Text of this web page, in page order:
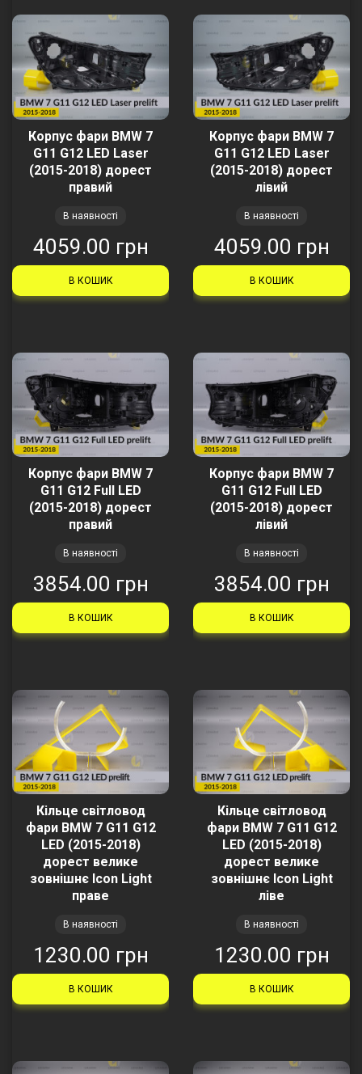
Корпус фари BMW 7
G11 G12 LED Laser
(2015-2018) дорест
правий
В наявності
4059.00 грн
В КОШИК
Корпус фари BMW 7
G11 G12 LED Laser
(2015-2018) дорест
лівий
В наявності
4059.00 грн
В КОШИК
Корпус фари BMW 7
G11 G12 Full LED
(2015-2018) дорест
правий
В наявності
3854.00 грн
В КОШИК
Корпус фари BMW 7
G11 G12 Full LED
(2015-2018) дорест
лівий
В наявності
3854.00 грн
В КОШИК
Кільце світловод
фари BMW 7 G11 G12
LED (2015-2018)
дорест велике
зовнішнє Icon Light
праве
В наявності
1230.00 грн
В КОШИК
Кільце світловод
фари BMW 7 G11 G12
LED (2015-2018)
дорест велике
зовнішнє Icon Light
ліве
В наявності
1230.00 грн
В КОШИК